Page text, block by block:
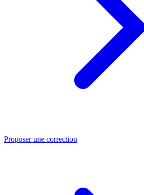
Proposer une correction